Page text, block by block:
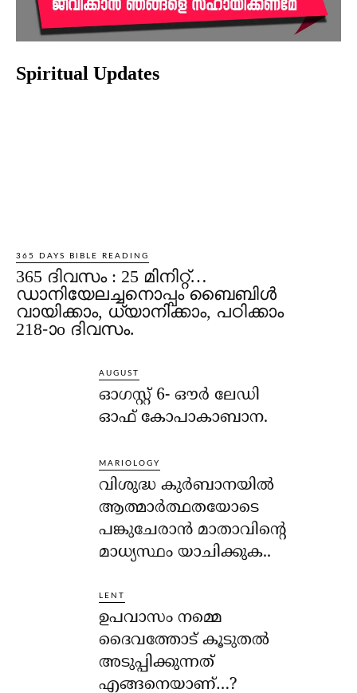
Spiritual Updates
365 DAYS BIBLE READING
365 ദിവസം : 25 മിനിറ്റ്…
ഡാനിയേലച്ചനൊപ്പം ബൈബിൾ
വായിക്കാം, ധ്യാനിക്കാം, പഠിക്കാം
218-ാo ദിവസം.
AUGUST
ഓഗസ്റ്റ് 6- ഔര്‍ ലേഡി
ഓഫ് കോപാകാബാന.
MARIOLOGY
വിശുദ്ധ കുര്‍ബാനയില്‍
ആത്മാര്‍ത്ഥതയോടെ
പങ്കുചേരാന്‍ മാതാവിന്റെ
മാധ്യസ്ഥം യാചിക്കുക..
LENT
ഉപവാസം നമ്മെ
ദൈവത്തോട് കൂടുതല്‍
അടുപ്പിക്കുന്നത്
എങ്ങനെയാണ്…?